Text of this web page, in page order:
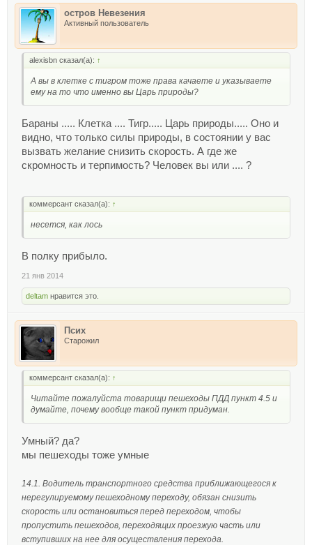
остров Невезения
Активный пользователь
alexisbn сказал(а): ↑
А вы в клетке с тигром тоже права качаете и указываете
ему на то что именно вы Царь природы?
Бараны ..... Клетка .... Тигр..... Царь природы..... Оно и
видно, что только силы природы, в состоянии у вас
вызвать желание снизить скорость. А где же
скромность и терпимость? Человек вы или .... ?
коммерсант сказал(а): ↑
несется, как лось
В полку прибыло.
21 янв 2014
deltam нравится это.
Псих
Старожил
коммерсант сказал(а): ↑
Читайте пожалуйста товарищи пешеходы ПДД пункт 4.5 и
думайте, почему вообще такой пункт придуман.
Умный? да?
мы пешеходы тоже умные
14.1. Водитель транспортного средства приближающегося к
нерегулируемому пешеходному переходу, обязан снизить
скорость или остановиться перед переходом, чтобы
пропустить пешеходов, переходящих проезжую часть или
вступивших на нее для осуществления перехода.